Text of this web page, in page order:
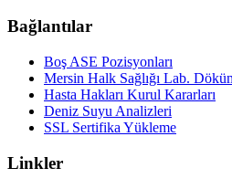
Bağlantılar
Boş ASE Pozisyonları
Mersin Halk Sağlığı Lab.
Hasta Hakları Kurul Kararları
Deniz Suyu Analizleri
SSL Sertifika Yükleme
Linkler